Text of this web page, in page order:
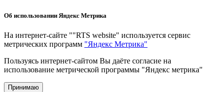
Об использовании Яндекс Метрика
На интернет-сайте ""RTS website" используется сервис
метрических программ "Яндекс Метрика"
Пользуясь интернет-сайтом Вы даёте согласие на
использование метрической программы "Яндекс метрика"
Принимаю